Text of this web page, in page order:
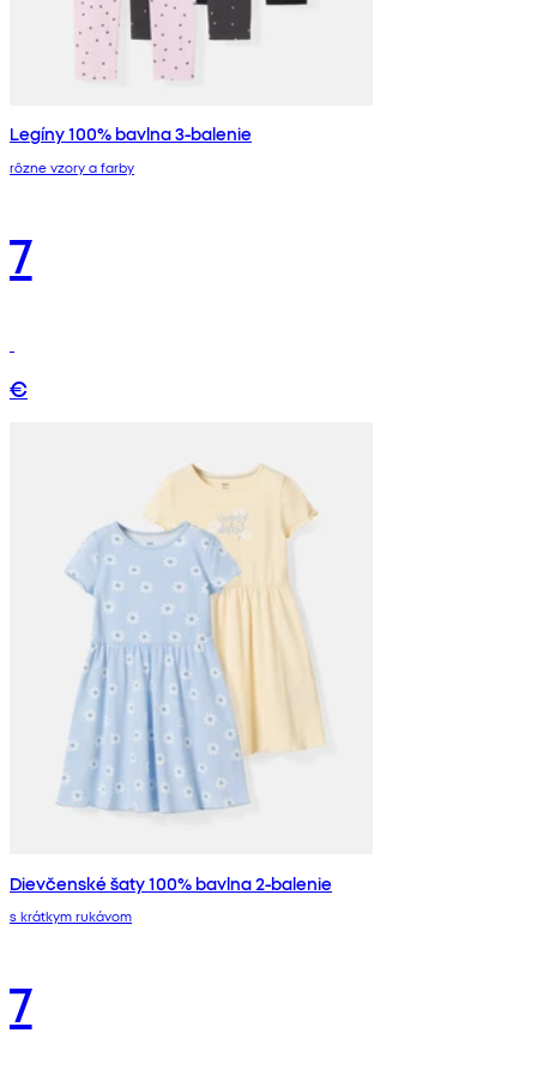
Legíny 100% bavlna 3-balenie
rôzne vzory a farby
7
€
Dievčenské šaty 100% bavlna 2-balenie
s krátkym rukávom
7